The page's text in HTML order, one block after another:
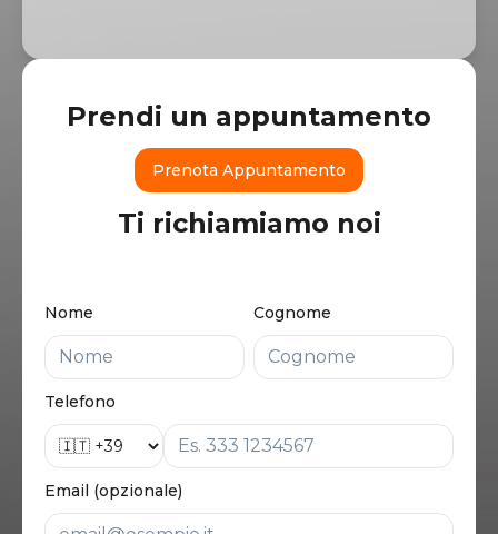
Prendi un appuntamento
Prenota Appuntamento
Ti richiamiamo noi
Nome Cognome
Telefono
Email (opzionale)